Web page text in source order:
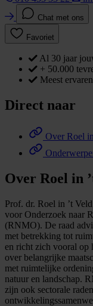
Chat met ons
Favoriet
Al 30 jaar
+ 50.000
Meest
Direct naar
Over Roel
Over Roel in
Prof. dr. Roel in ’t
voor Onderzoek naar
(RNMO). De raad
met betrekking tot
en richt zich vooral op
over belangrijke
met ruimtelijke
natuur en landschap.
zijn ook sectorale